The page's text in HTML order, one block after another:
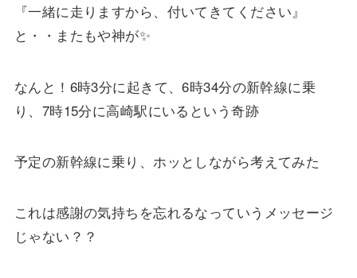
『一緒に走りますから、付いてきてください』
と・・またもや神が✨
なんと！6時3分に起きて、6時34分の新幹線に乗
り、7時15分に高崎駅にいるという奇跡
予定の新幹線に乗り、ホッとしながら考えてみた
これは感謝の気持ちを忘れるなっていうメッセージ
じゃない？？